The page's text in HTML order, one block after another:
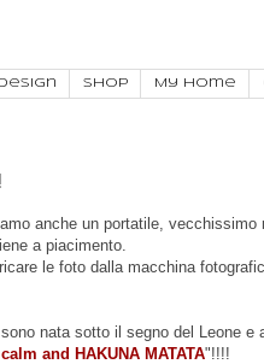
Design SHOP My Home
anche un portatile, vecchissimo
a piacimento.
le foto dalla macchina
nata sotto il segno del Leone e
and HAKUNA MATATA"!!!!